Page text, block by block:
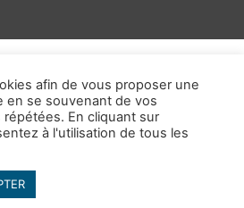
avenir prospère
de confidentialité-Contact
afin de vous proposer une
en se souvenant de vos
En cliquant sur
à l'utilisation de tous les